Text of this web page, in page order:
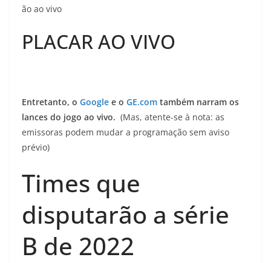
ão ao vivo
PLACAR AO VIVO
Entretanto, o Google e o GE.com também narram os
lances do jogo ao vivo. (Mas, atente-se à nota: as
emissoras podem mudar a programação sem aviso
prévio)
Times que
disputarão a série
B de 2022